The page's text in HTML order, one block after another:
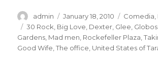
Author
admin
Posted
on
January 18, 2010 Comedia
Tags
30 Rock Big Love Dexter Glee
Gardens Mad men Rockefeller Plaza ,
Good Wife ,The office United States of